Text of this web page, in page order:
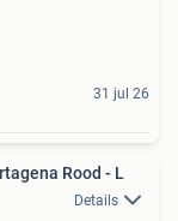
31 jul 26
Rood - L
Details